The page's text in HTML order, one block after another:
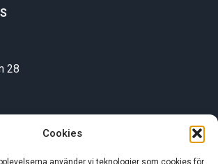
Cookies
använder vi teknologier som cookies för
28